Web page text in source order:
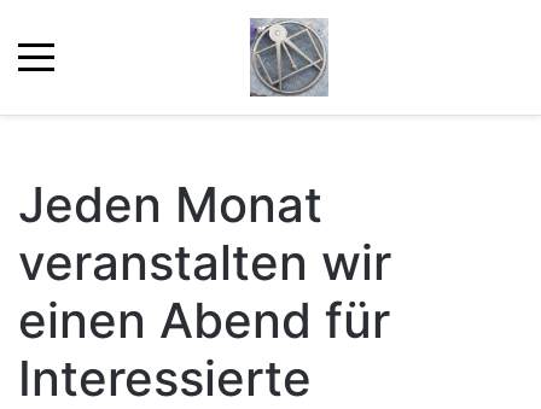
Jeden Monat
veranstalten wir
einen Abend für
Interessierte